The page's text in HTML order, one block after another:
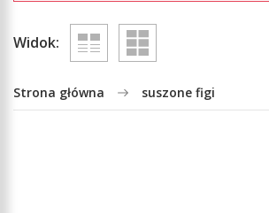
Widok:
Strona główna suszone figi